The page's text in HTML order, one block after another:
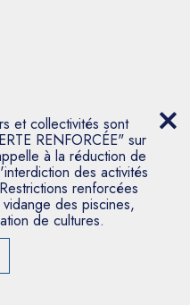
et collectivités sont
RENFORCÉE" sur
à la réduction de
des activités
renforcées
des piscines,
de cultures.